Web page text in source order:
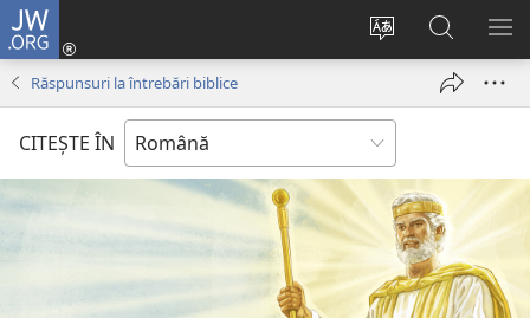
JW.ORG
Schimbaţi
ului
Conectează-
o
nouă)
Căutați
pe
JW.ORG
Răspunsuri la întrebări biblice
CITEŞTE ÎN